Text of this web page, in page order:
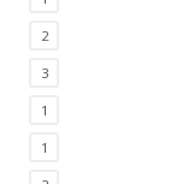
2
3
1
1